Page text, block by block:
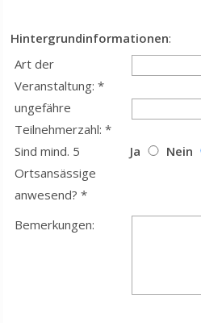
Hintergrundinformationen:
Art der
Veranstaltung: *
ungefähre
Teilnehmerzahl: *
Sind mind. 5
Ortsansässige
anwesend? *
Ja Nein
Bemerkungen: